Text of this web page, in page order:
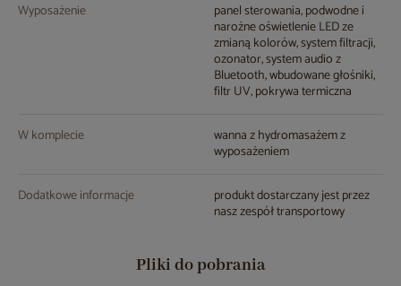
Wyposażenie panel sterowania, podwodne i
narożne oświetlenie LED ze
zmianą kolorów, system filtracji,
ozonator, system audio z
Bluetooth, wbudowane głośniki,
filtr UV, pokrywa termiczna
W komplecie wanna z hydromasażem z
wyposażeniem
Dodatkowe informacje produkt dostarczany jest przez
nasz zespół transportowy
Pliki do pobrania